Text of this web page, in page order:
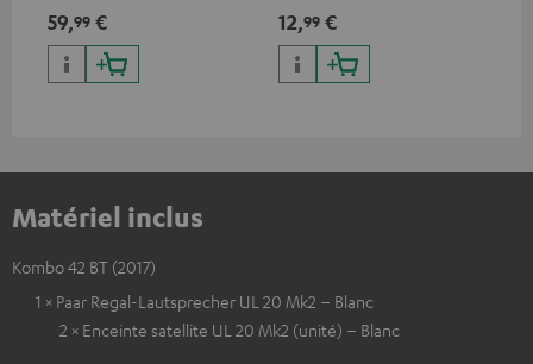
59,99 €
appareils équipés de prises
RCA
12,99 €
Matériel inclus
Kombo 42 BT (2017)
1 × Paar Regal-Lautsprecher UL 20 Mk2 – Blanc
2 × Enceinte satellite UL 20 Mk2 (unité) – Blanc